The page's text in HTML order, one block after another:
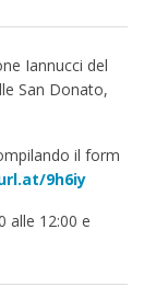
Iannucci del
San Donato,
il form
9h6iy
alle 12:00 e